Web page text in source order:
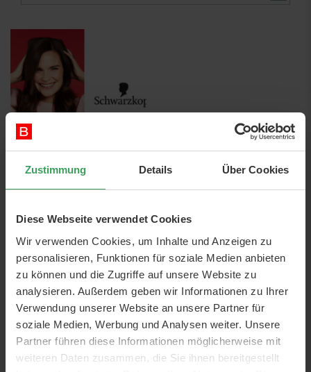
Zustimmung Details Über Cookies
Diese Webseite verwendet Cookies
Wir verwenden Cookies, um Inhalte und Anzeigen zu
personalisieren, Funktionen für soziale Medien anbieten
zu können und die Zugriffe auf unsere Website zu
analysieren. Außerdem geben wir Informationen zu Ihrer
Verwendung unserer Website an unsere Partner für
soziale Medien, Werbung und Analysen weiter. Unsere
Partner führen diese Informationen möglicherweise mit
weiteren Daten zusammen, die Sie ihnen bereitgestellt
24th Oktober 2022
Tipps von
Haare schnell und
einfach zu Hause
Veränderung? Eine neue
frische Haarfarbe könnte die
Lösung sein! Ob Dip Dye,
Highlights, Balayage oder
Vollfarbe, es gibt die richtige
Lösung für Sie. Färben Sie
Ihre Haare schnell, einfach
und unkompliziert zu Hause
und erzielen Sie ein
professionelles Ergebnis,
Mehr lesen